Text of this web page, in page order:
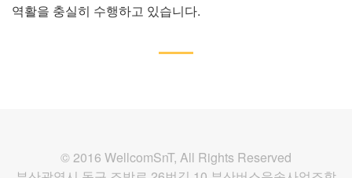
역활을 충실히 수행하고 있습니다.
© 2016 WellcomSnT, All Rights Reserved